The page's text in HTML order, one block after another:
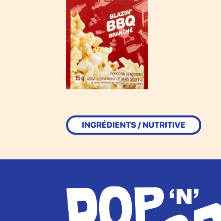
INGRÉDIENTS / NUTRITIVE